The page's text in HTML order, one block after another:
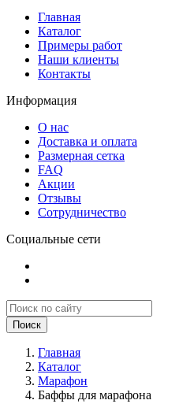
Главная
Каталог
Примеры работ
Наши клиенты
Контакты
Информация
О нас
Доставка и оплата
Размерная сетка
FAQ
Акции
Отзывы
Сотрудничество
Социальные сети
Поиск
Главная
Каталог
Марафон
Баффы для марафона